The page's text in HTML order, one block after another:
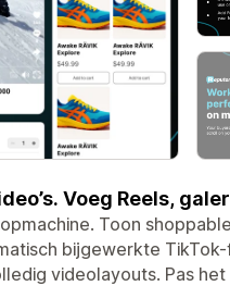
Voeg Reels,
Toon
bijgewerkte
videolayouts. Pas het